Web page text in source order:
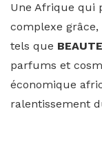
Une Afrique qui
complexe
tels que
parfums et
économique
ralentissement